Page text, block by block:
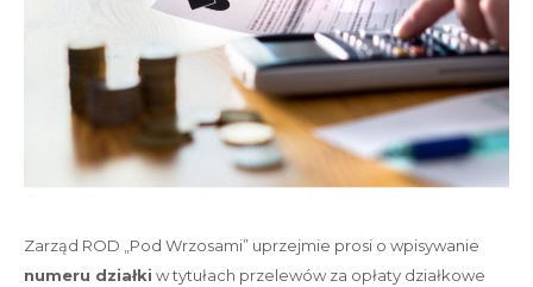
Zarząd ROD „Pod Wrzosami” uprzejmie prosi o wpisywanie
numeru działki w tytułach przelewów za opłaty działkowe